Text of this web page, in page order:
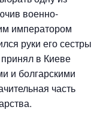
военно-
императором
руки его сестры
в Киеве
и болгарскими
часть